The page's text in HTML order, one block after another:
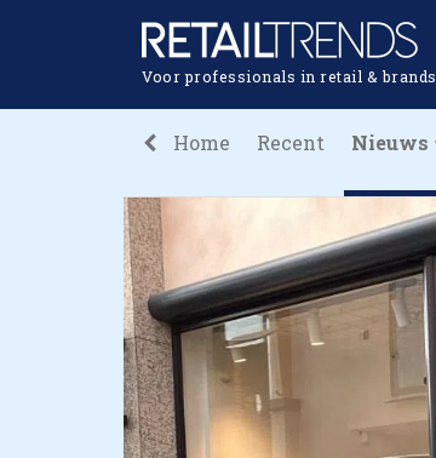
Voor professionals in retail & brands
Home Recent Nieuws